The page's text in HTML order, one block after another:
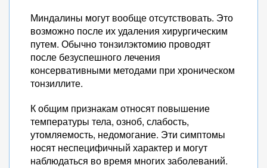
Миндалины могут вообще отсутствовать. Это
возможно после их удаления хирургическим
путем. Обычно тонзилэктомию проводят
после безуспешного лечения
консервативными методами при хроническом
тонзиллите.
К общим признакам относят повышение
температуры тела, озноб, слабость,
утомляемость, недомогание. Эти симптомы
носят неспецифичный характер и могут
наблюдаться во время многих заболеваний.